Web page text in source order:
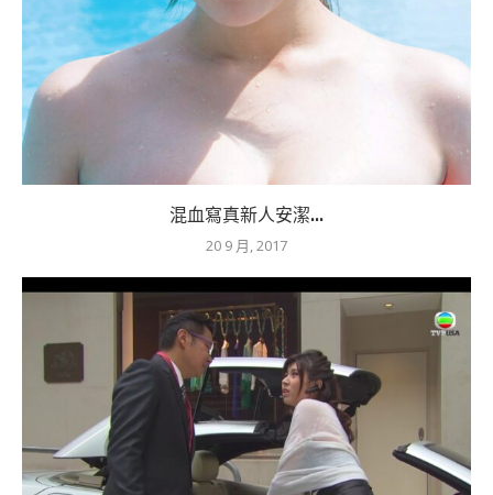
混血寫真新人安潔...
20 9 月, 2017